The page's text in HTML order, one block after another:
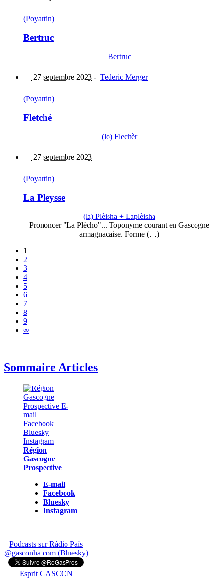
(Poyartin)
Bertruc
Bertruc
27 septembre 2023 - Tederic Merger
(Poyartin)
Fletché
(lo) Flechèr
27 septembre 2023
(Poyartin)
La Pleysse
(la) Plèisha + Laplèisha
Prononcer "La Plècho"... Toponyme courant en Gascogne
armagnacaise. Forme (…)
1
2
3
4
5
6
7
8
9
∞
Sommaire Articles
Région
Gascogne
Prospective
E-mail
Facebook
Bluesky
Instagram
Podcasts sur Ràdio País
@gasconha.com (Bluesky)
Esprit GASCON